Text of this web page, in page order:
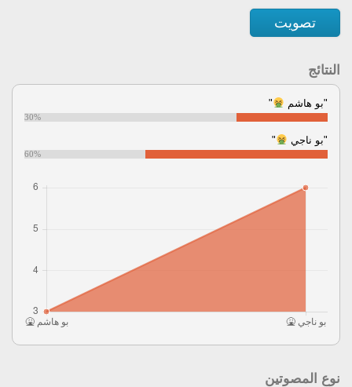
تصويت
النتائج
"بو هاشم "
30%
"بو ناجي "
60%
نوع المصوتين